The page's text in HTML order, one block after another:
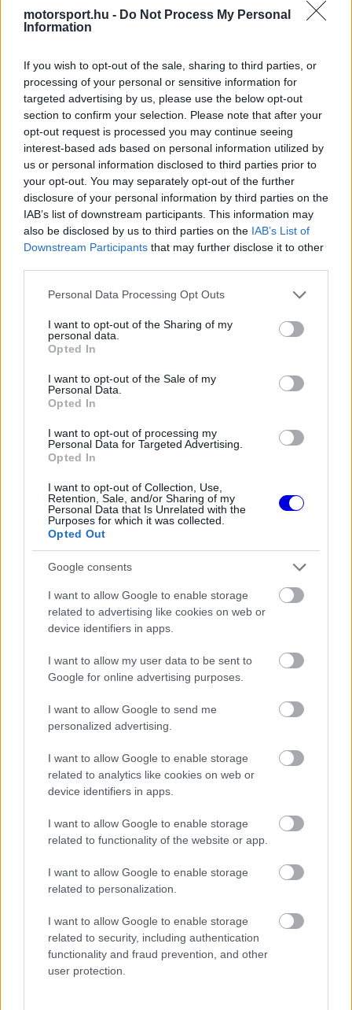
motorsport.hu - Do Not Process My Personal
Information
If you wish to opt-out of the sale, sharing to third parties, or
processing of your personal or sensitive information for
targeted advertising by us, please use the below opt-out
section to confirm your selection. Please note that after your
opt-out request is processed you may continue seeing
interest-based ads based on personal information utilized by
us or personal information disclosed to third parties prior to
your opt-out. You may separately opt-out of the further
disclosure of your personal information by third parties on the
IAB’s list of downstream participants. This information may
also be disclosed by us to third parties on the IAB’s List of
Downstream Participants that may further disclose it to other
Please note that this website/app uses one or more Google
not limited to your visit or usage behaviour. You may click to
grant or deny consent to Google and its third-party tags to
use your data for below specified purposes in below Google
consent section.
Personal Data Processing Opt Outs
I want to opt-out of the Sharing of my
personal data.
Opted In
I want to opt-out of the Sale of my
Personal Data.
Opted In
I want to opt-out of processing my
Personal Data for Targeted Advertising.
Opted In
I want to opt-out of Collection, Use,
Retention, Sale, and/or Sharing of my
Personal Data that Is Unrelated with the
Purposes for which it was collected.
Opted Out
Google consents
I want to allow Google to enable storage
related to advertising like cookies on web or
device identifiers in apps.
I want to allow my user data to be sent to
Google for online advertising purposes.
I want to allow Google to send me
personalized advertising.
I want to allow Google to enable storage
related to analytics like cookies on web or
device identifiers in apps.
I want to allow Google to enable storage
related to functionality of the website or app.
I want to allow Google to enable storage
related to personalization.
I want to allow Google to enable storage
related to security, including authentication
functionality and fraud prevention, and other
user protection.
Alan Permane, a Racing Bulls jelenlegi
csapatfőnöke mindkét pilótával dolgozott a
pályafutása során. A szakember azF1 Oversteer
beszámolója szerint nemrég a The Two
Mechanics Podcast adásában beszélt arról, hogy
miben látja a legnagyobb különbséget a két
korszakos zseni között.
EZEKET IS AJÁNLJUK
FORMA-1
Nagy bejelentést tett George
Betörtek Lewis Hamilton
szerelmének villájába és elvitték az
FORMA-1
A rejtett képesség, ami miatt
A német klasszissal még szerelőként nyert
Alonsóval már mérnökként dolgozott együtt a
a spanyol versenyző az, aki kiemelkedik ebből a
Nincs egy konkrét stílusa
„Amikor mérnök lettem, számomra Fernando volt
kiemelkedett. Nagyon mély benyomást tett rám,
még ennél is jobban kiemeli őt a többiek közül” –
emlékezett vissza Permane.